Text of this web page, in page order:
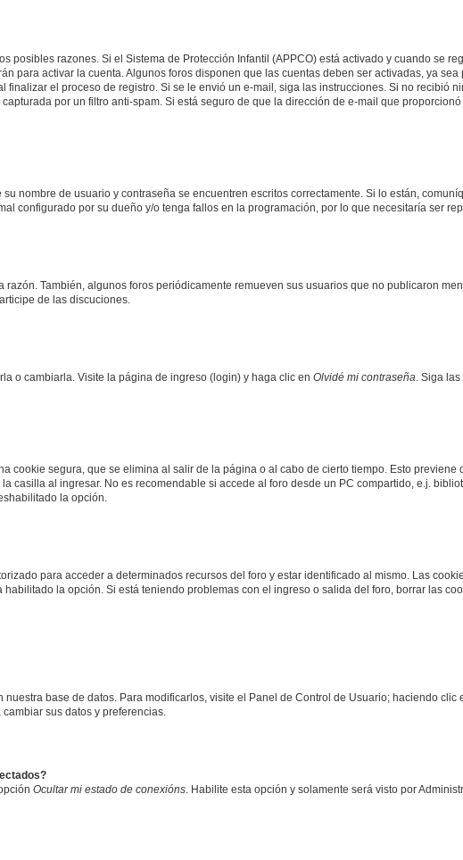
posibles razones. Si el Sistema de Protección Infantil (APPCO) está activado y cuando se
para activar la cuenta. Algunos foros disponen que las cuentas deben ser activadas, ya sea
el proceso de registro. Si se le envió un e-mail, siga las instrucciones. Si no recibió
por un filtro anti-spam. Si está seguro de que la dirección de e-mail que
nombre de usuario y contraseña se encuentren escritos correctamente. Si lo están,
configurado por su dueño y/o tenga fallos en la programación, por lo que necesitaría ser
También, algunos foros periódicamente remueven sus usuarios que no publicaron
de las discuciones.
o cambiarla. Visite la página de ingreso (login) y haga clic en Olvidé mi contraseña. Siga
cookie segura, que se elimina al salir de la página o al cabo de cierto tiempo. Esto previene
casilla al ingresar. No es recomendable si accede al foro desde un PC compartido, e.j.
la opción.
para acceder a determinados recursos del foro y estar identificado al mismo. Las
la opción. Si está teniendo problemas con el ingreso o salida del foro, borrar las
base de datos. Para modificarlos, visite el Panel de Control de Usuario; haciendo clic
sus datos y preferencias.
Ocultar mi estado de conexións. Habilite esta opción y solamente será visto por